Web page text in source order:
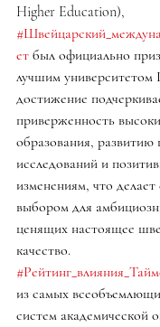
Higher Education),
ет был официально
лучшим
достижение
приверженность
образования, развитию
исследований и
изменениям, что
выбором для
ценящих настоящее
качество.
из самых
систем академической